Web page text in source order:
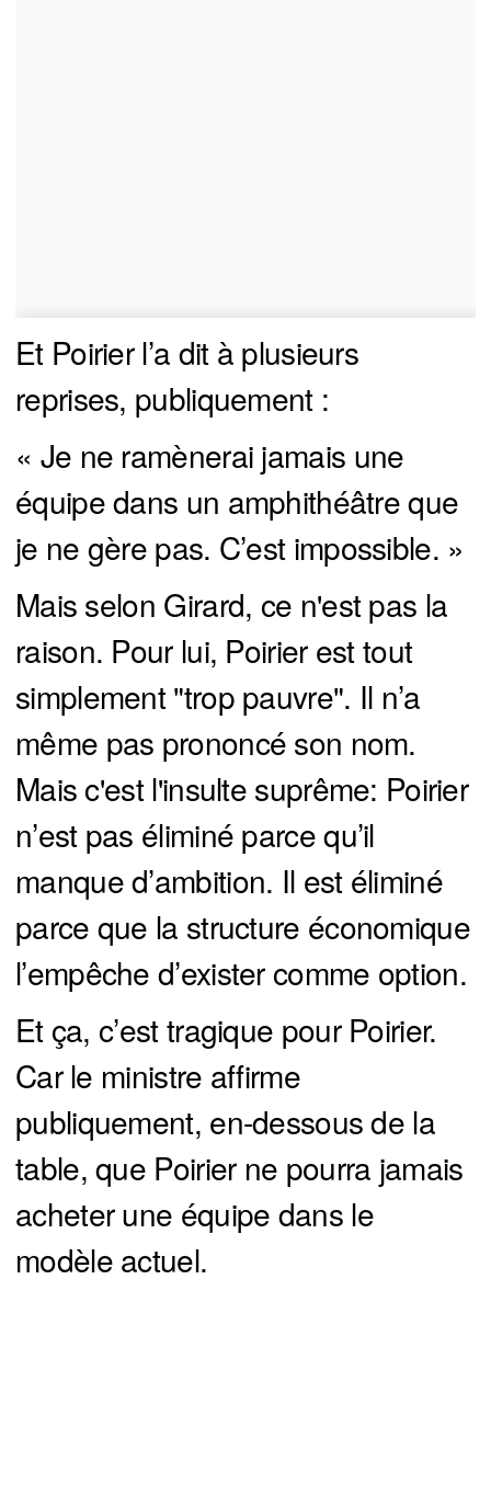
Et Poirier l’a dit à plusieurs
reprises, publiquement :
« Je ne ramènerai jamais une
équipe dans un amphithéâtre que
je ne gère pas. C’est impossible. »
Mais selon Girard, ce n'est pas la
raison. Pour lui, Poirier est tout
simplement "trop pauvre". Il n’a
même pas prononcé son nom.
Mais c'est l'insulte suprême: Poirier
n’est pas éliminé parce qu’il
manque d’ambition. Il est éliminé
parce que la structure économique
l’empêche d’exister comme option.
Et ça, c’est tragique pour Poirier.
Car le ministre affirme
publiquement, en-dessous de la
table, que Poirier ne pourra jamais
acheter une équipe dans le
modèle actuel.